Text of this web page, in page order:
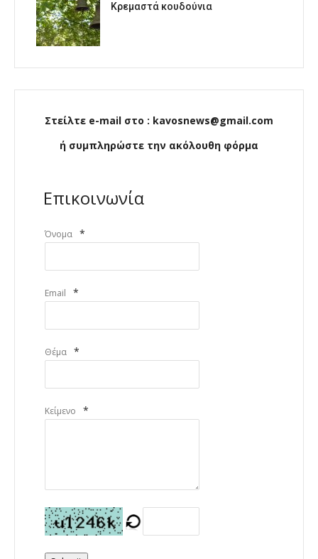
Κρεμαστά κουδούνια
Στείλτε e-mail στο : kavosnews@gmail.com
ή συμπληρώστε την ακόλουθη φόρμα
Επικοινωνία
Όνομα *
Email *
Θέμα *
Κείμενο *